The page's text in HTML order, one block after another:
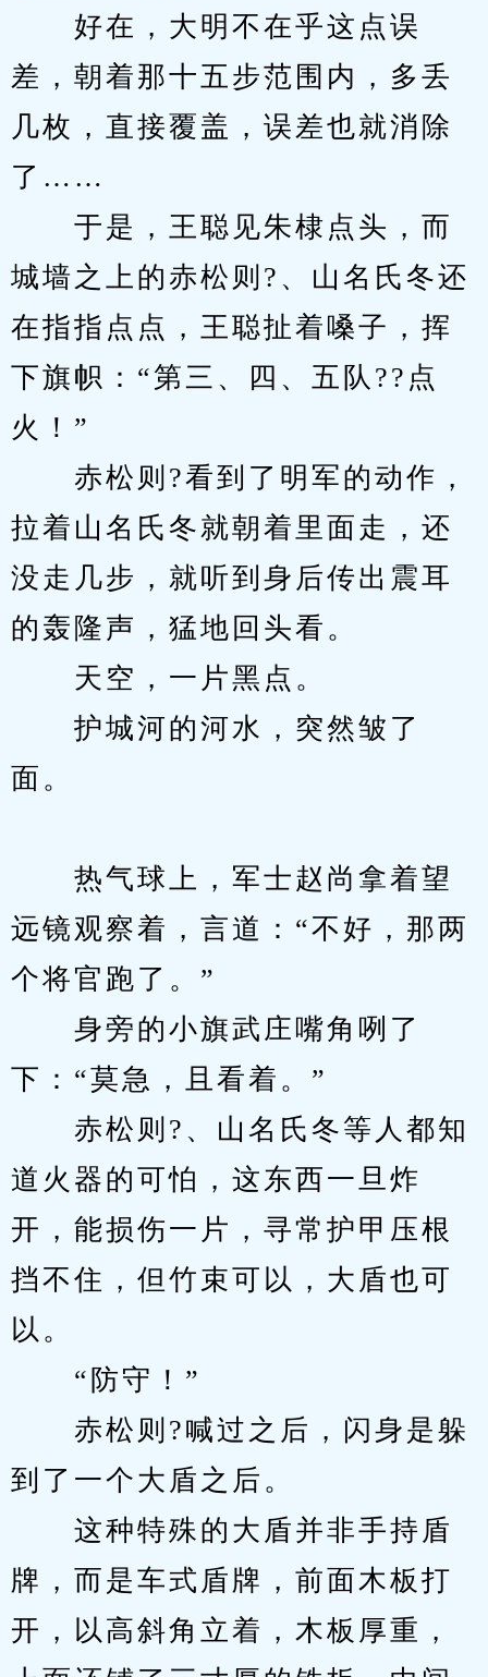
好在，大明不在乎这点误
差，朝着那十五步范围内，多丢
几枚，直接覆盖，误差也就消除
了……
于是，王聪见朱棣点头，而
城墙之上的赤松则?、山名氏冬还
在指指点点，王聪扯着嗓子，挥
下旗帜：“第三、四、五队??点
火！”
赤松则?看到了明军的动作，
拉着山名氏冬就朝着里面走，还
没走几步，就听到身后传出震耳
的轰隆声，猛地回头看。
天空，一片黑点。
护城河的河水，突然皱了
面。
热气球上，军士赵尚拿着望
远镜观察着，言道：“不好，那两
个将官跑了。”
身旁的小旗武庄嘴角咧了
下：“莫急，且看着。”
赤松则?、山名氏冬等人都知
道火器的可怕，这东西一旦炸
开，能损伤一片，寻常护甲压根
挡不住，但竹束可以，大盾也可
以。
“防守！”
赤松则?喊过之后，闪身是躲
到了一个大盾之后。
这种特殊的大盾并非手持盾
牌，而是车式盾牌，前面木板打
开，以高斜角立着，木板厚重，